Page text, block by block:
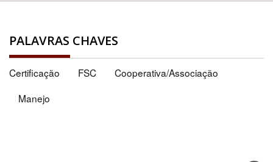
PALAVRAS CHAVES
Certificação FSC
Cooperativa/Associação
Manejo